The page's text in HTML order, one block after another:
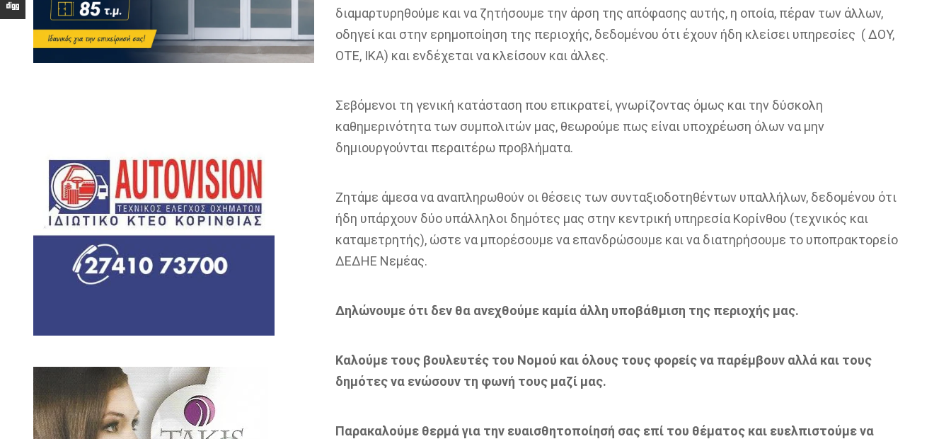
διαμαρτυρηθούμε και να ζητήσουμε την άρση της απόφασης αυτής, η οποία, πέραν των άλλων,
οδηγεί και στην ερημοποίηση της περιοχής, δεδομένου ότι έχουν ήδη κλείσει υπηρεσίες ( ΔΟΥ,
ΟΤΕ, ΙΚΑ) και ενδέχεται να κλείσουν και άλλες.
Σεβόμενοι τη γενική κατάσταση που επικρατεί, γνωρίζοντας όμως και την δύσκολη
καθημερινότητα των συμπολιτών μας, θεωρούμε πως είναι υποχρέωση όλων να μην
δημιουργούνται περαιτέρω προβλήματα.
Ζητάμε άμεσα να αναπληρωθούν οι θέσεις των συνταξιοδοτηθέντων υπαλλήλων, δεδομένου ότι
ήδη υπάρχουν δύο υπάλληλοι δημότες μας στην κεντρική υπηρεσία Κορίνθου (τεχνικός και
καταμετρητής), ώστε να μπορέσουμε να επανδρώσουμε και να διατηρήσουμε το υποπρακτορείο
ΔΕΔΗΕ Νεμέας.
Δηλώνουμε ότι δεν θα ανεχθούμε καμία άλλη υποβάθμιση της περιοχής μας.
Καλούμε τους βουλευτές του Νομού και όλους τους φορείς να παρέμβουν αλλά και τους
δημότες να ενώσουν τη φωνή τους μαζί μας.
Παρακαλούμε θερμά για την ευαισθητοποίησή σας επί του θέματος και ευελπιστούμε να